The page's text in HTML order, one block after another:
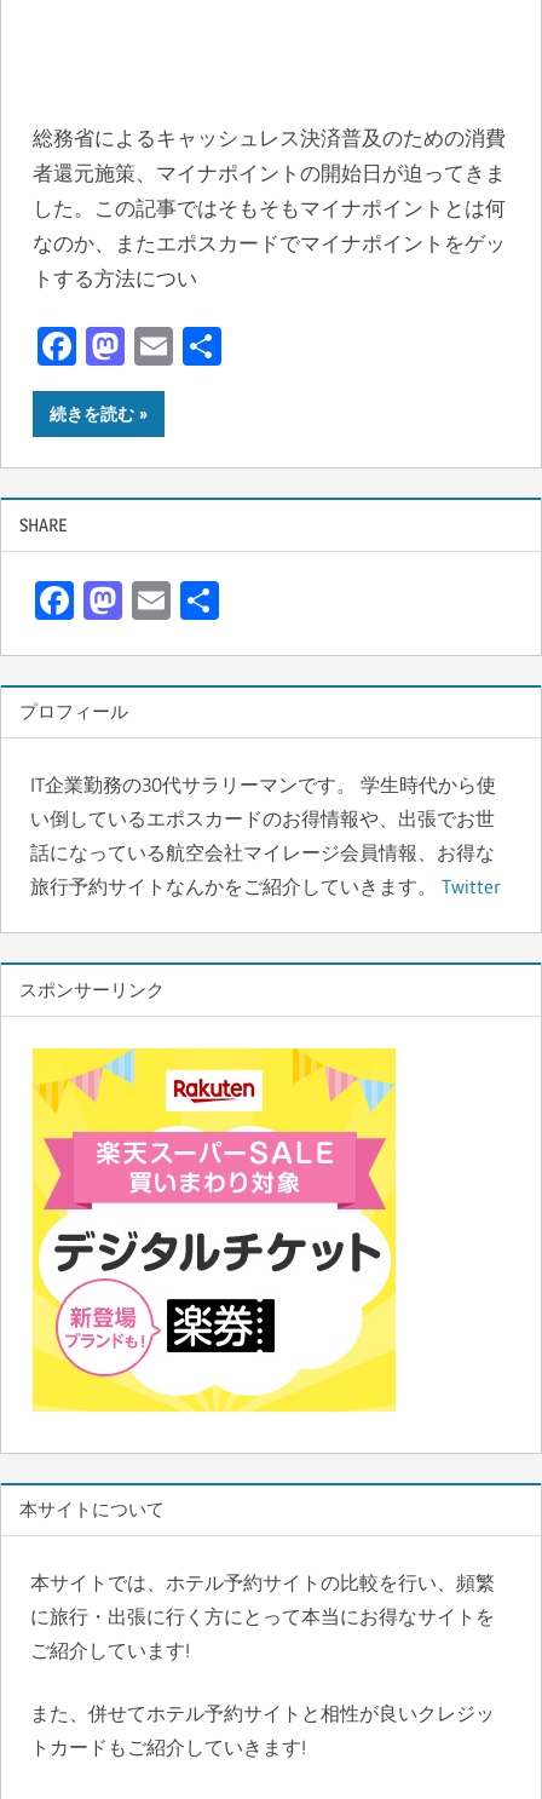
総務省によるキャッシュレス決済普及のための消費
者還元施策、マイナポイントの開始日が迫ってきま
した。この記事ではそもそもマイナポイントとは何
なのか、またエポスカードでマイナポイントをゲッ
トする方法につい
Facebook
Mastodon
Email
共
続きを読む
SHARE
F
e
b
o
o
k
M
to
d
o
n
E
ail
プロフィール
IT企業勤務の30代サラリーマンです。 学生時代から使
い倒しているエポスカードのお得情報や、出張でお世
話になっている航空会社マイレージ会員情報、お得な
旅行予約サイトなんかをご紹介していきます。 Twitter
スポンサーリンク
本サイトについて
本サイトでは、ホテル予約サイトの比較を行い、頻繁
に旅行・出張に行く方にとって本当にお得なサイトを
ご紹介しています!
また、併せてホテル予約サイトと相性が良いクレジッ
トカードもご紹介していきます!